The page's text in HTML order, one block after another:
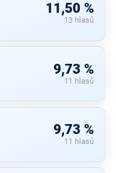
11,50 %
13 hlasů
9,73 %
11 hlasů
9,73 %
11 hlasů